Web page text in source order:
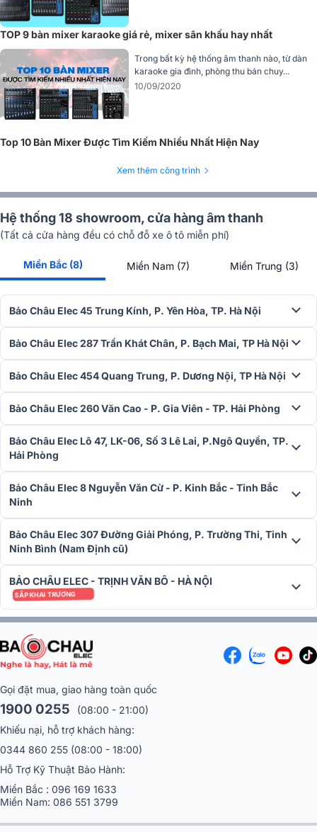
Ghi âm và playback đa kênh Qua USB-C
Mixer Allen & Heath Qu-5 hỗ trợ ghi âm và phát lại đa kênh
(multitrack) lên tới
thông Qua cổng USB-C, tương thích với
macOS (core compliant) và có driver riêng cho Windows. Cổng
USB-A vẫn được giữ lại để phục vụ chức năng ghi âm/stereo
playback đơn giản. Đây là một tính năng cực kỳ hữu dụng cho
studio tại nhà, biểu diễn live, hoặc ghi âm rehearsal.
Auto Gain và Gain Assist - Tự động cân chỉnh đầu vào thông
minh
Bàn mixerAllen & Heath Qu-5 tích hợp tính năng Auto Gain, cho
phép mixer tự động phân tích và thiết lập mức gain tối ưu cho
micro. Kỹ thuật viên chỉ cần nhấn nút "Auto Set", thiết bị sẽ “nghe”
và thiết lập mức gain phù hợp. Ngoài ra, Gain Assist sẽ tiếp tục
giám sát tín hiệu và tự điều chỉnh gain nếu xuất hiện nguy cơ Quá tải
(clipping), giúp bảo vệ hệ thống và duy trì chất lượng âm thanh ổn
định.
Feedback Assist - Tự động khử hú hiệu Quả, bảo vệ loa và tai
TOP 9 bàn mixer karaoke giá rẻ, mixer sân khấu hay nhất
Trong bất kỳ hệ thống âm thanh nào, từ dàn
karaoke gia đình, phòng thu bán chuy...
10/09/2020
Top 10 Bàn Mixer Được Tìm Kiếm Nhiều Nhất Hiện Nay
Xem thêm công trình
Hệ thống 18 showroom, cửa hàng âm thanh
(Tất cả cửa hàng đều có chỗ đỗ xe ô tô miễn phí)
Miền Bắc (8) Miền Nam (7) Miền Trung (3)
Bảo Châu Elec 45 Trung Kính, P. Yên Hòa, TP. Hà Nội
Bảo Châu Elec 287 Trần Khát Chân, P. Bạch Mai, TP Hà Nội
Bảo Châu Elec 454 Quang Trung, P. Dương Nội, TP Hà Nội
Bảo Châu Elec 260 Văn Cao - P. Gia Viên - TP. Hải Phòng
Bảo Châu Elec Lô 47, LK-06, Số 3 Lê Lai, P.Ngô Quyền, TP.
Hải Phòng
Bảo Châu Elec 8 Nguyễn Văn Cừ - P. Kinh Bắc - Tỉnh Bắc
Ninh
Bảo Châu Elec 307 Đường Giải Phóng, P. Trường Thi, Tỉnh
Ninh Bình (Nam Định cũ)
BẢO CHÂU ELEC - TRỊNH VĂN BÔ - HÀ NỘI
SẮP KHAI TRƯƠNG
Gọi đặt mua, giao hàng toàn quốc
1900 0255
(08:00 - 21:00)
Khiếu nại, hỗ trợ khách hàng:
0344 860 255 (08:00 - 18:00)
Hỗ Trợ Kỹ Thuật Bảo Hành:
Miền Bắc : 096 169 1633
Miền Nam: 086 551 3799